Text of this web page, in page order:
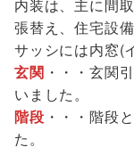
内装は、主に間
張替え、住宅設
サッシには内窓(
玄関 ・・・玄関
いました。
階段 ・・・階段
た。